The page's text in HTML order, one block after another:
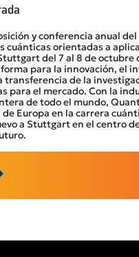
y conferencia anual
cuánticas orientadas a
del 7 al 8 de octubre
para la innovación, el
transferencia de la
para el mercado. Con la
de todo el mundo,
Europa en la carrera
a Stuttgart en el centro